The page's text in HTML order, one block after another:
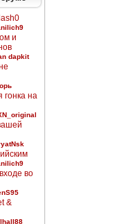
и
dapkit
гонка на
во
&